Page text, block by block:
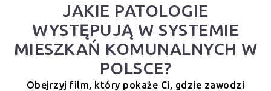
JAKIE PATOLOGIE
WYSTĘPUJĄ W SYSTEMIE
MIESZKAŃ KOMUNALNYCH W
POLSCE?
Obejrzyj film, który pokaże Ci, gdzie zawodzi